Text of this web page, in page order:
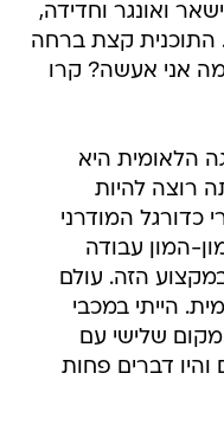
ואונגר וחדידה,
התוכנית קצת ברחה
מה אני אעשה? קרו
הלאומית היא
רוצה להיות
כדורגל המודרני
המון עבודה
הזה. עולם
הייתי במכבי
שהייתי מקום שלישי עם
והיו דברים פחות